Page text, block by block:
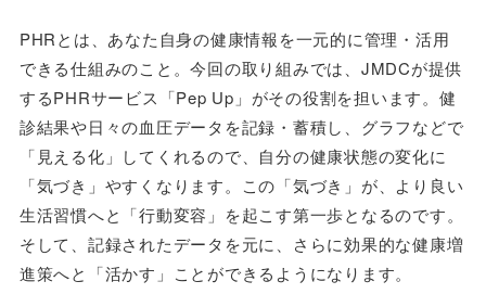
PHRとは、あなた自身の健康情報を一元的に管理・活用
できる仕組みのこと。今回の取り組みでは、JMDCが提供
するPHRサービス「Pep Up」がその役割を担います。健
診結果や日々の血圧データを記録・蓄積し、グラフなどで
「見える化」してくれるので、自分の健康状態の変化に
「気づき」やすくなります。この「気づき」が、より良い
生活習慣へと「行動変容」を起こす第一歩となるのです。
そして、記録されたデータを元に、さらに効果的な健康増
進策へと「活かす」ことができるようになります。